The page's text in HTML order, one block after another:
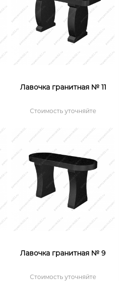
Лавочка гранитная № 11
Стоимость уточняйте
Лавочка гранитная № 9
Стоимость уточняйте